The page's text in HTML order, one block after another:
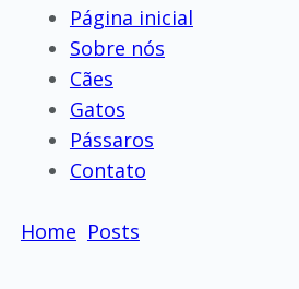
Página inicial
Sobre nós
Cães
Gatos
Pássaros
Contato
Home